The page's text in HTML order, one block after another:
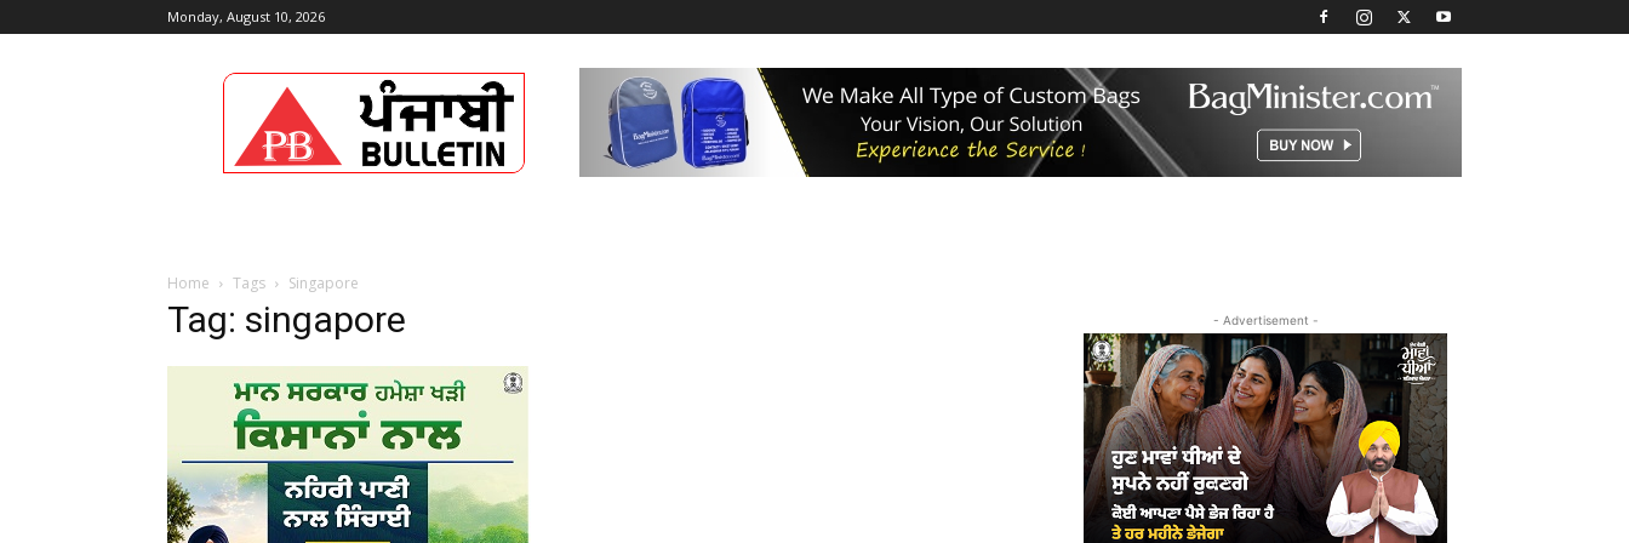
Monday, August 10, 2026
Punjabi
Bulletin
Home Tags Singapore
Tag: singapore - Advertisement -